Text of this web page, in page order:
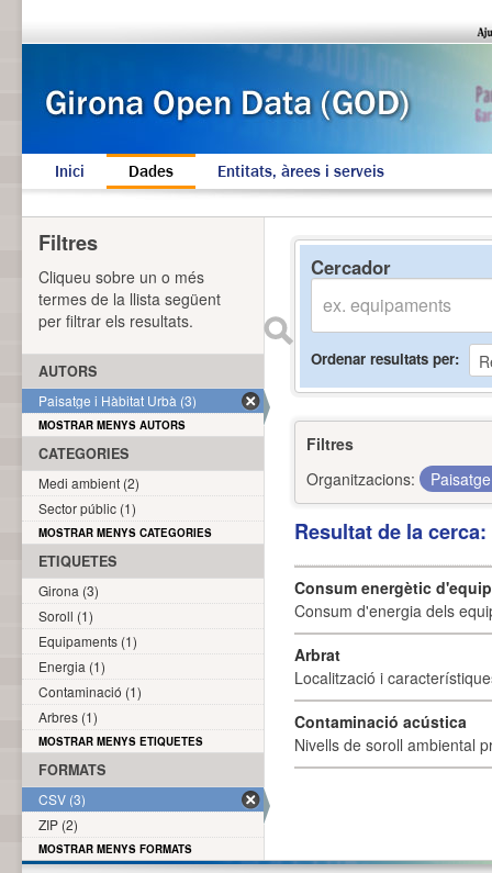
Inici Dades Entitats, àrees i serveis
Cercador
Ordenar resultats per
Filtres
Organitzacions:
Resultat de la
Consum energètic
Consum d'energia dels
Arbrat
Localització i
Contaminació acústica
Nivells de soroll ambiental
Filtres
Cliqueu sobre un o més
termes de la llista següent
per filtrar els resultats.
AUTORS
Paisatge i Hàbitat Urbà (3)
MOSTRAR MENYS AUTORS
CATEGORIES
Medi ambient (2)
Sector públic (1)
MOSTRAR MENYS CATEGORIES
ETIQUETES
Girona (3)
Soroll (1)
Equipaments (1)
Energia (1)
Contaminació (1)
Arbres (1)
MOSTRAR MENYS ETIQUETES
FORMATS
CSV (3)
ZIP (2)
MOSTRAR MENYS FORMATS